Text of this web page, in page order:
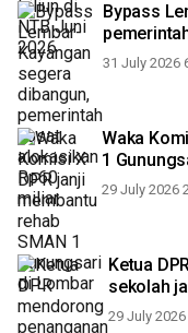
Bypass
31 July 2026
Waka
1
29 July 2026
Ketua
sekolah
29 July 2026